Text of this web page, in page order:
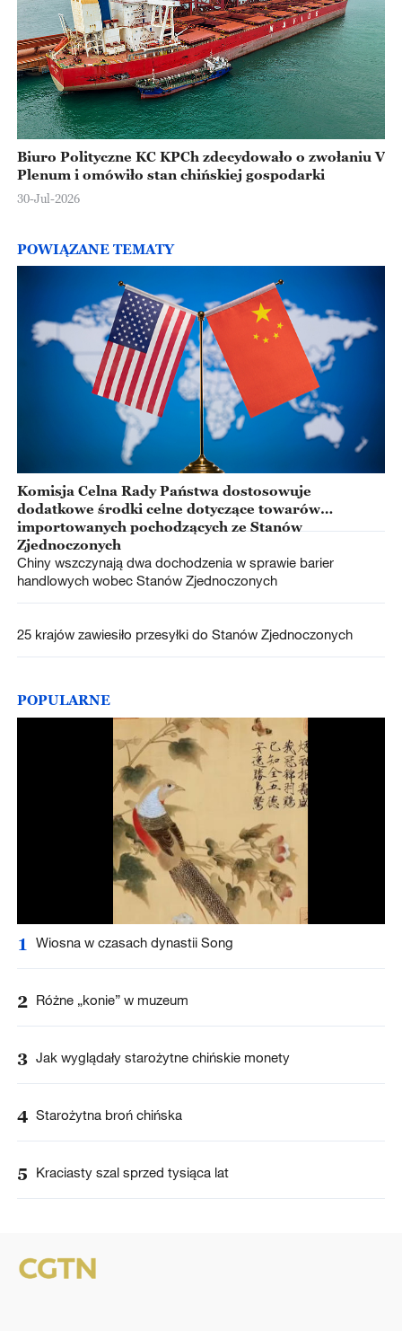
Biuro Polityczne KC KPCh zdecydowało o zwołaniu V
Plenum i omówiło stan chińskiej gospodarki
30-Jul-2026
POWIĄZANE TEMATY
Komisja Celna Rady Państwa dostosowuje
dodatkowe środki celne dotyczące towarów
importowanych pochodzących ze Stanów
Zjednoczonych
Chiny wszczynają dwa dochodzenia w sprawie barier
handlowych wobec Stanów Zjednoczonych
25 krajów zawiesiło przesyłki do Stanów Zjednoczonych
POPULARNE
1 Wiosna w czasach dynastii Song
2 Różne „konie” w muzeum
3 Jak wyglądały starożytne chińskie monety
4 Starożytna broń chińska
5 Kraciasty szal sprzed tysiąca lat